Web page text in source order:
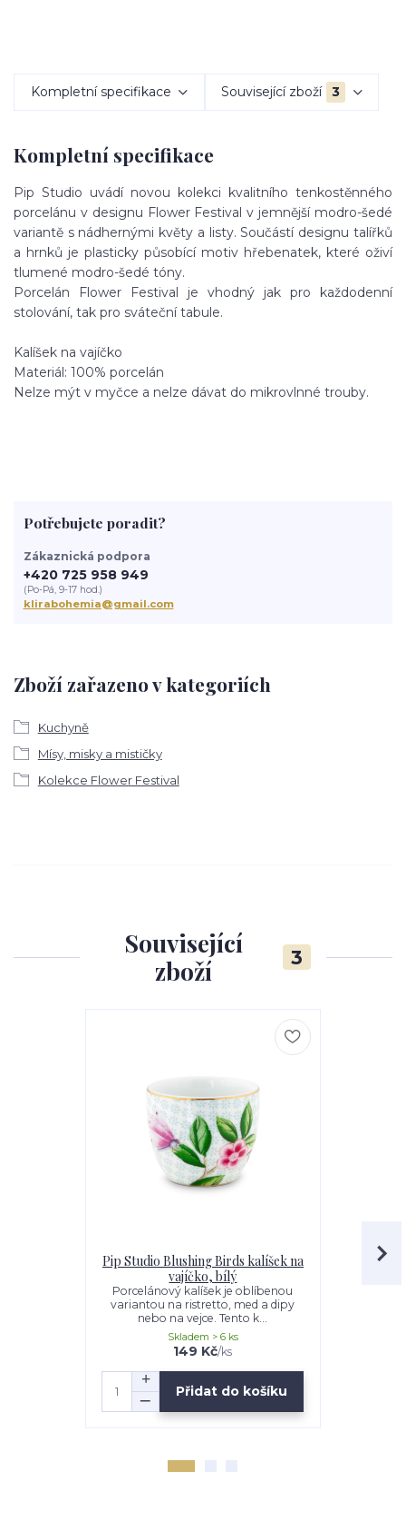
Kompletní specifikace Související zboží 3
Kompletní specifikace
Pip Studio uvádí novou kolekci kvalitního tenkostěnného
porcelánu v designu Flower Festival v jemnější modro-šedé
variantě s nádhernými květy a listy. Součástí designu talířků
a hrnků je plasticky působící motiv hřebenatek, které oživí
tlumené modro-šedé tóny.
Porcelán Flower Festival je vhodný jak pro každodenní
stolování, tak pro sváteční tabule.
Kalíšek na vajíčko
Materiál: 100% porcelán
Nelze mýt v myčce a nelze dávat do mikrovlnné trouby.
Zboží zařazeno v kategoriích
Kuchyně
Mísy, misky a mističky
Kolekce Flower Festival
Potřebujete poradit?
Zákaznická podpora
+420 725 958 949
(Po-Pá, 9-17 hod.)
klirabohemia@gmail.com
Související
zboží
3
Pip Studio Blushing Birds kalíšek na
vajíčko, bílý
Porcelánový kalíšek je oblíbenou
variantou na ristretto, med a dipy
nebo na vejce. Tento k...
149 Kč/ks
Skladem > 6 ks
Přidat do košíku
Pip